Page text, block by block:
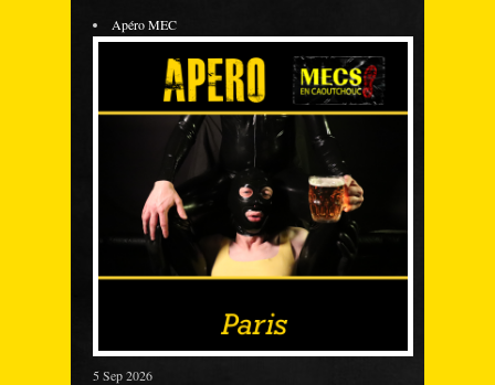
Apéro MEC
5 Sep 2026